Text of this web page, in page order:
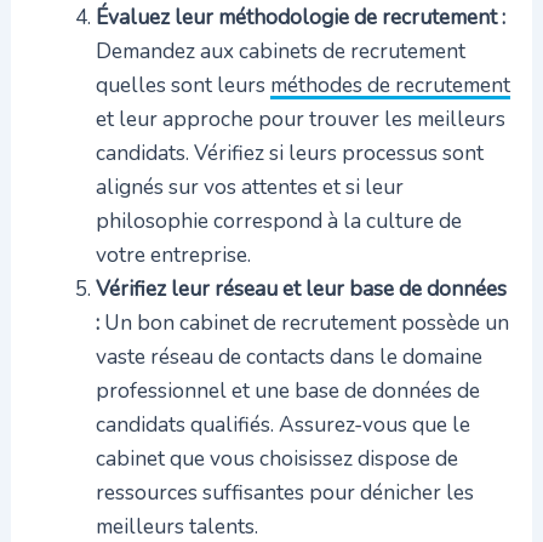
Évaluez leur méthodologie de recrutement :
Demandez aux cabinets de recrutement
quelles sont leurs méthodes de recrutement
et leur approche pour trouver les meilleurs
candidats. Vérifiez si leurs processus sont
alignés sur vos attentes et si leur
philosophie correspond à la culture de
votre entreprise.
Vérifiez leur réseau et leur base de données
:Un bon cabinet de recrutement possède un
vaste réseau de contacts dans le domaine
professionnel et une base de données de
candidats qualifiés. Assurez-vous que le
cabinet que vous choisissez dispose de
ressources suffisantes pour dénicher les
meilleurs talents.